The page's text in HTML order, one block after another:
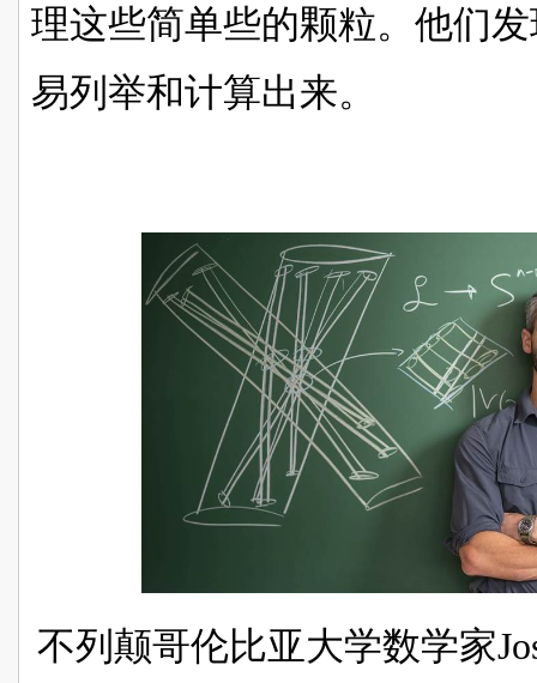
理这些简单些的颗粒。他们
易列举和计算出来。
不列颠哥伦比亚大学数学家